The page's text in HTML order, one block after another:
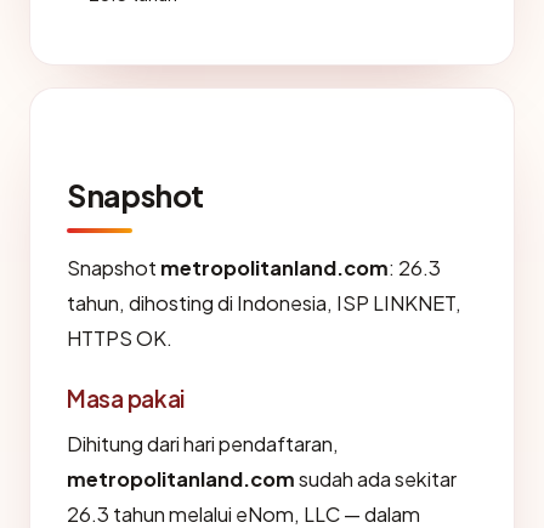
Snapshot
Snapshot metropolitanland.com: 26.3
tahun, dihosting di Indonesia, ISP LINKNET,
HTTPS OK.
Masa pakai
Dihitung dari hari pendaftaran,
metropolitanland.comsudah ada sekitar
26.3 tahun melalui eNom, LLC — dalam